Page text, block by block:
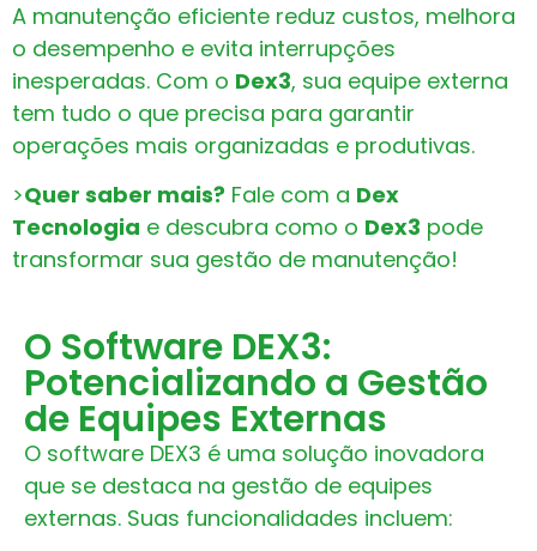
A manutenção eficiente reduz custos, melhora
o desempenho e evita interrupções
inesperadas. Com o Dex3, sua equipe externa
tem tudo o que precisa para garantir
operações mais organizadas e produtivas.
>Quer saber mais? Fale com a Dex
Tecnologia e descubra como o Dex3 pode
transformar sua gestão de manutenção!
O Software DEX3:
Potencializando a Gestão
de Equipes Externas
O software DEX3 é uma solução inovadora
que se destaca na gestão de equipes
externas. Suas funcionalidades incluem: